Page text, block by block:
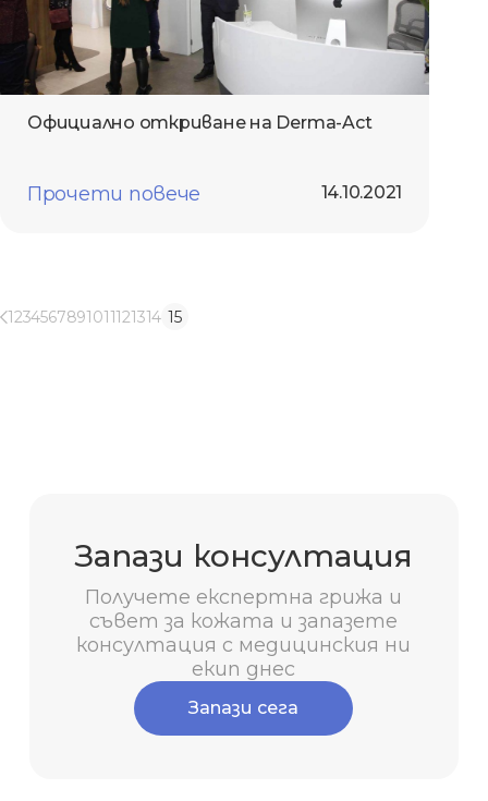
Официално откриване на Derma-Act
14.10.2021
Прочети повече
1234567891011121314 15
Запази консултация
Получете експертна грижа и
съвет за кожата и запазете
консултация с медицинския ни
екип днес
Запази сега